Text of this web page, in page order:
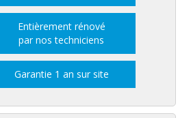
Entièrement rénové
par nos techniciens
Garantie 1 an sur site